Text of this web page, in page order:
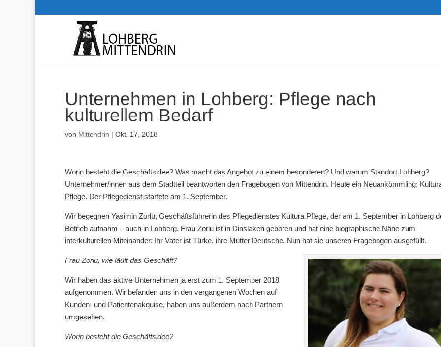
Unternehmen in Lohberg: Pflege nach
kulturellem Bedarf
von Mittendrin | Okt. 17, 2018
Worin besteht die Geschäftsidee? Was macht das Angebot zu einem besonderen? Und warum Standort Lohberg?
Unternehmer/innen aus dem Stadtteil beantworten den Fragebogen von Mittendrin. Heute ein Neuankömmling:
Pflege. Der Pflegedienst startete am 1. September.
Wir begegnen Yasimin Zorlu, Geschäftsführerin des Pflegedienstes Kultura Pflege, der am 1. September in Lohberg
Betrieb aufnahm – auch in Lohberg. Frau Zorlu ist in Dinslaken geboren und hat eine biographische Nähe zum
interkulturellen Miteinander: Ihr Vater ist Türke, ihre Mutter Deutsche. Nun hat sie unseren Fragebogen ausgefüllt.
Frau Zorlu, wie läuft das Geschäft?
Wir haben das aktive Unternehmen ja erst zum 1. September 2018
aufgenommen. Wir befanden uns in den vergangenen Wochen auf
Kunden- und Patientenakquise, haben uns außerdem nach Partnern
umgesehen.
Worin besteht die Geschäftsidee?